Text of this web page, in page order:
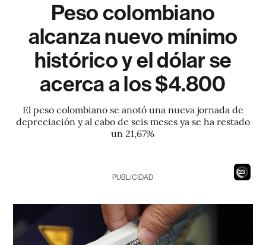
Peso colombiano
alcanza nuevo mínimo
histórico y el dólar se
acerca a los $4.800
El peso colombiano se anotó una nueva jornada de
depreciación y al cabo de seis meses ya se ha restado
un 21,67%
21
PUBLICIDAD